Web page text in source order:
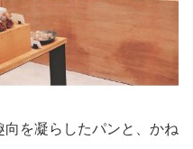
を凝らしたパンと、かね